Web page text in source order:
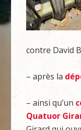
contre David
– après la
– ainsi qu’un
Quatuor